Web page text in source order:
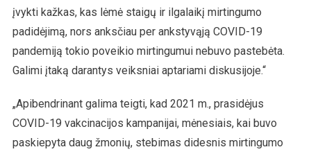
įvykti kažkas, kas lėmė staigų ir ilgalaikį mirtingumo
padidėjimą, nors anksčiau per ankstyvąją COVID-19
pandemiją tokio poveikio mirtingumui nebuvo pastebėta.
Galimi įtaką darantys veiksniai aptariami diskusijoje.“
„Apibendrinant galima teigti, kad 2021 m., prasidėjus
COVID-19 vakcinacijos kampanijai, mėnesiais, kai buvo
paskiepyta daug žmonių, stebimas didesnis mirtingumo